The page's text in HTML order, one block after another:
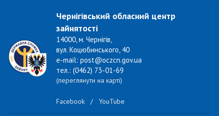
Чернігівський обласний центр
зайнятості
14000, м. Чернігів,
вул. Коцюбинського, 40
e-mail: post@oczcn.gov.ua
тел.: (0462) 73-01-69
(переглянути на карті)
Facebook / YouTube